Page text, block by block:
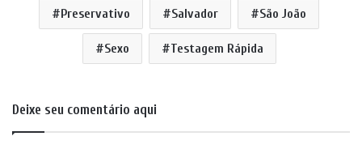
Preservativo Salvador São João
Sexo Testagem Rápida
Deixe seu comentário aqui